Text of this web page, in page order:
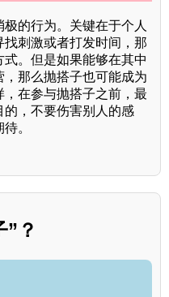
的行为。关键在于个人
刺激或者打发时间，那
。但是如果能够在其中
那么抛搭子也可能成为
在参与抛搭子之前，最
，不要伤害别人的感
。
？